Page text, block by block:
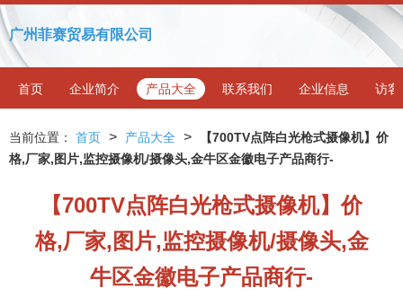
广州菲赛贸易有限公司
首页 企业简介 产品大全 联系我们 企业信息 访客
当前位置： 首页 > 产品大全 >
【700TV点阵白光枪式摄像机】价
格,厂家,图片,监控摄像机/摄像头,金牛区金徽电子产品商行-
【700TV点阵白光枪式摄像机】价
格,厂家,图片,监控摄像机/摄像头,金
牛区金徽电子产品商行-